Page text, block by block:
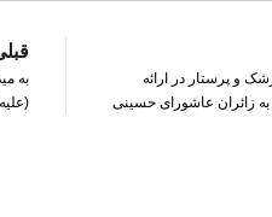
به
و پرستار در ارائه
زائران عاشورای حسینی